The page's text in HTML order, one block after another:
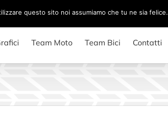
Il mio account CARRELLO
Team Moto Team Bici Contatti
questo sito noi assumiamo che tu ne sia felice.